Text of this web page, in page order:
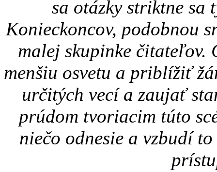
sa otázky striktne sa
Konieckoncov, podobnou
malej skupinke
menšiu osvetu a priblížiť
určitých vecí a zaujať
prúdom tvoriacim túto
niečo odnesie a vzbudí